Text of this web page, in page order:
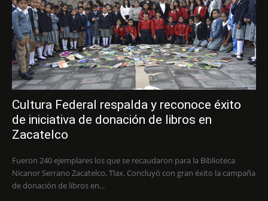
Cultura Federal respalda y reconoce éxito
de iniciativa de donación de libros en
Zacatelco
Fueron 240 ejemplares los que se recaudaron para la Biblioteca
Nicanor Serrano Zacatelco, Tlax. Concluyó con gran éxito la campaña
de donación de libros en...